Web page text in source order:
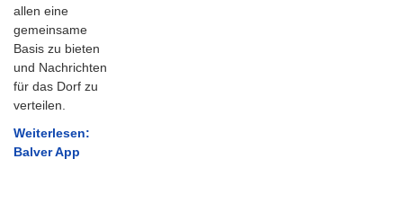
allen eine
gemeinsame
Basis zu bieten
und Nachrichten
für das Dorf zu
verteilen.
Weiterlesen:
Balver App